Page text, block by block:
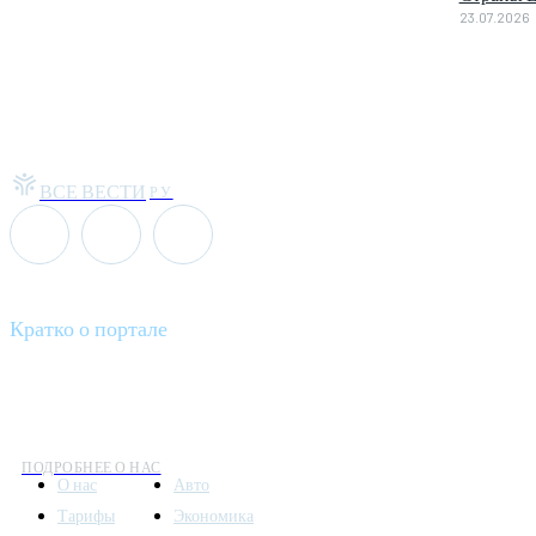
23.07.2026
ВСЕ ВЕСТИ РУ
Кратко о портале
ПОДРОБНЕЕ О НАС
О нас
Тарифы
Авто
Экономика